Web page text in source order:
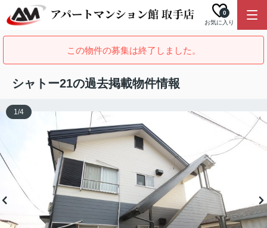
お気に入り
0
この物件の募集は終了しました。
シャトー21の過去掲載物件情報
1/4